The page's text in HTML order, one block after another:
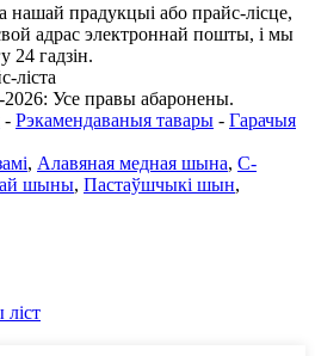
нашай прадукцыі або прайс-лісце,
адрас электроннай пошты, і мы
24 гадзін.
ліста
Усе правы абаронены.
- Рэкамендаваныя тавары - Гарачыя
, Алавяная медная шына, C-
шыны, Пастаўшчыкі шын,